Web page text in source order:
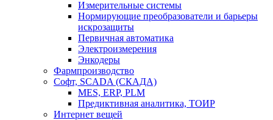
Измерительные системы
Нормирующие преобразователи и барьеры
искрозащиты
Первичная автоматика
Электроизмерения
Энкодеры
Фармпроизводство
Софт, SCADA (СКАДА)
MES, ERP, PLM
Предиктивная аналитика, ТОИР
Интернет вещей